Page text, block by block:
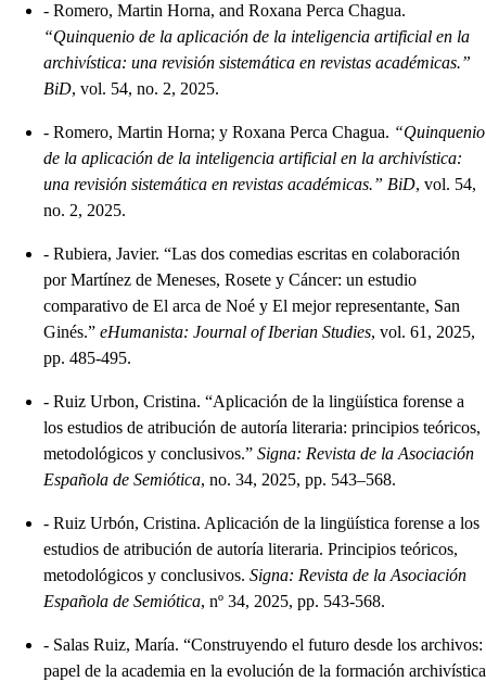
- Romero, Martin Horna, and Roxana Perca Chagua.
“Quinquenio de la aplicación de la inteligencia artificial en la
archivística: una revisión sistemática en revistas académicas.”
BiD, vol. 54, no. 2, 2025.
- Romero, Martin Horna; y Roxana Perca Chagua. “Quinquenio
de la aplicación de la inteligencia artificial en la archivística:
una revisión sistemática en revistas académicas.” BiD, vol. 54,
no. 2, 2025.
- Rubiera, Javier. “Las dos comedias escritas en colaboración
por Martínez de Meneses, Rosete y Cáncer: un estudio
comparativo de El arca de Noé y El mejor representante, San
Ginés.” eHumanista: Journal of Iberian Studies, vol. 61, 2025,
pp. 485-495.
- Ruiz Urbon, Cristina. “Aplicación de la lingüística forense a
los estudios de atribución de autoría literaria: principios teóricos,
metodológicos y conclusivos.” Signa: Revista de la Asociación
Española de Semiótica, no. 34, 2025, pp. 543–568.
- Ruiz Urbón, Cristina. Aplicación de la lingüística forense a los
estudios de atribución de autoría literaria. Principios teóricos,
metodológicos y conclusivos. Signa: Revista de la Asociación
Española de Semiótica, nº 34, 2025, pp. 543-568.
- Salas Ruiz, María. “Construyendo el futuro desde los archivos:
papel de la academia en la evolución de la formación archivística